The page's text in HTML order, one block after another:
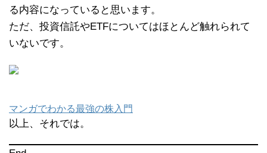
る内容になっていると思います。
ただ、投資信託やETFについてはほとんど触れられて
いないです。
マンガでわかる最強の株入門
以上、それでは。